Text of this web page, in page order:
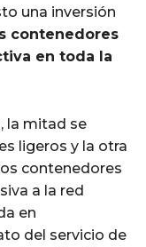
una inversión
contenedores
en toda la
la mitad se
ligeros y la otra
contenedores
a la red
en
del servicio de